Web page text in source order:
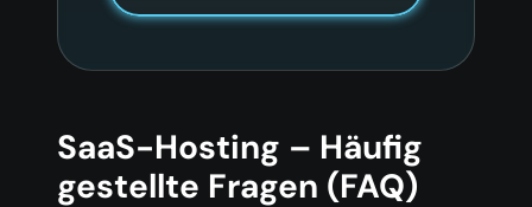
SaaS-Hosting – Häufig
gestellte Fragen (FAQ)